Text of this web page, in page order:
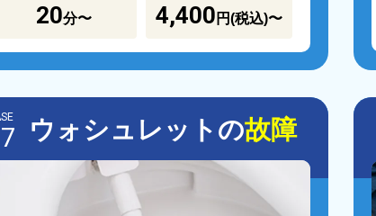
20分〜 4,400 円(税込)〜
ウォシュレットの故障